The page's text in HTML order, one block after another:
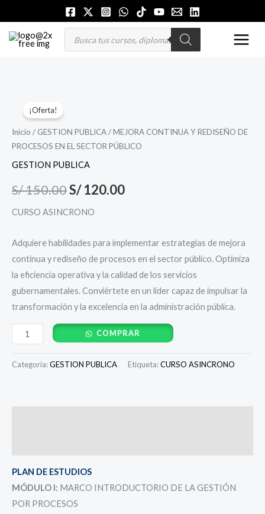
al
contenido
Búsqueda
productos
¡Oferta!
Inicio / GESTION PUBLICA/ MEJORA CONTINUA Y REDISEÑO DE
PROCESOS EN EL SECTOR PÚBLICO
GESTION PUBLICA
S/150.00
precio
original
era:
S/ 150.00.
S/120.00
precio
actual
S/ 120.00.
CURSO ASINCRONO
Adquiere habilidades para implementar estrategias de mejora
continua y rediseño de procesos en el sector público. Optimiza
la eficiencia operativa y la calidad de los servicios
gubernamentales. Conviértete en un líder capaz de impulsar la
transformación y la excelencia en la administración pública.
CONTINUA
Y
REDISEÑO
DE
EN
EL
PÚBLICO
cantidad
COMPRAR
Categoría:GESTION PUBLICA Etiqueta:CURSO ASINCRONO
PLAN DE ESTUDIOS
MÓDULO I: MARCO INTRODUCTORIO DE LA GESTIÓN
POR PROCESOS